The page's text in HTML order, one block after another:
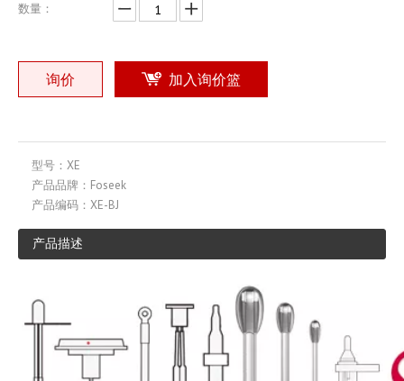
数量：
询价 加入询价篮
型号： XE
产品品牌： Foseek
产品编码： XE-BJ
产品描述